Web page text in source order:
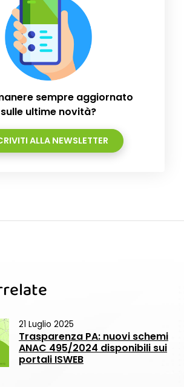
sempre aggiornato
sulle ultime novità?
ALLA NEWSLETTER
21 Luglio 2025
Trasparenza PA: nuovi schemi
ANAC 495/2024 disponibili sui
portali ISWEB